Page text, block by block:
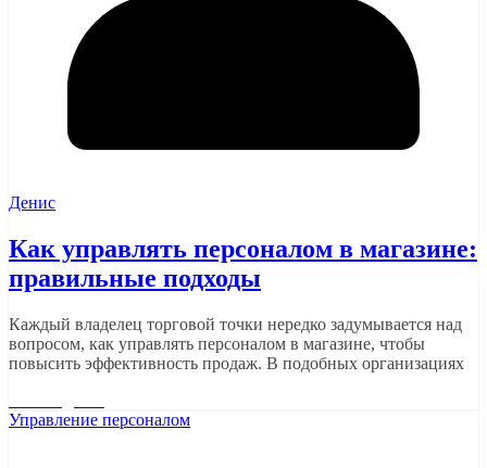
Денис
Как управлять персоналом в магазине:
правильные подходы
Каждый владелец торговой точки нередко задумывается над
вопросом, как управлять персоналом в магазине, чтобы
повысить эффективность продаж. В подобных организациях
Управление персоналом